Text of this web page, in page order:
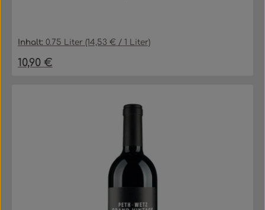
Inhalt:0.75 Liter (14,53 € / 1 Liter)
Regulärer Preis:
10,90 €